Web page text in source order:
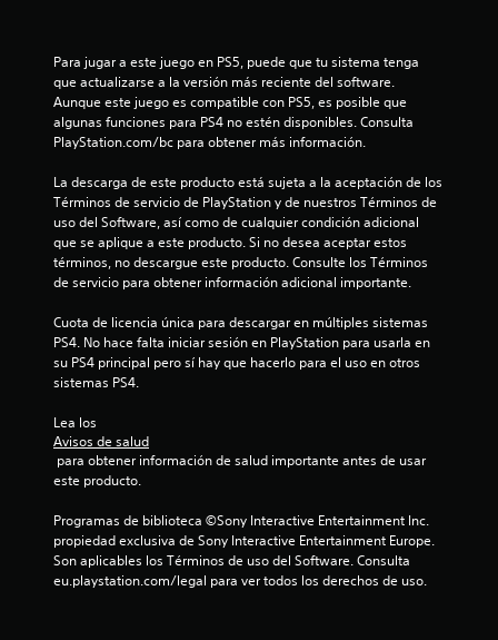
g
o
s
i
n
c
t
i
v
a
r
a
v
i
b
c
i
n
d
e
l
Para jugar a este juego en PS5, puede que tu sistema tenga
que actualizarse a la versión más reciente del software.
Aunque este juego es compatible con PS5, es posible que
algunas funciones para PS4 no estén disponibles. Consulta
PlayStation.com/bc para obtener más información.
La descarga de este producto está sujeta a la aceptación de los
Términos de servicio de PlayStation y de nuestros Términos de
uso del Software, así como de cualquier condición adicional
que se aplique a este producto. Si no desea aceptar estos
términos, no descargue este producto. Consulte los Términos
de servicio para obtener información adicional importante.
Cuota de licencia única para descargar en múltiples sistemas
PS4. No hace falta iniciar sesión en PlayStation para usarla en
su PS4 principal pero sí hay que hacerlo para el uso en otros
sistemas PS4.
Lea los
Avisos de salud
este producto.
Programas de biblioteca ©Sony Interactive Entertainment Inc.
propiedad exclusiva de Sony Interactive Entertainment Europe.
Son aplicables los Términos de uso del Software. Consulta
eu.playstation.com/legal para ver todos los derechos de uso.